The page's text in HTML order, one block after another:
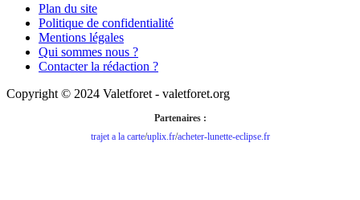
Plan du site
Politique de confidentialité
Mentions légales
Qui sommes nous ?
Contacter la rédaction ?
Copyright © 2024 Valetforet - valetforet.org
Partenaires :
trajet a la carte/uplix.fr/acheter-lunette-eclipse.fr